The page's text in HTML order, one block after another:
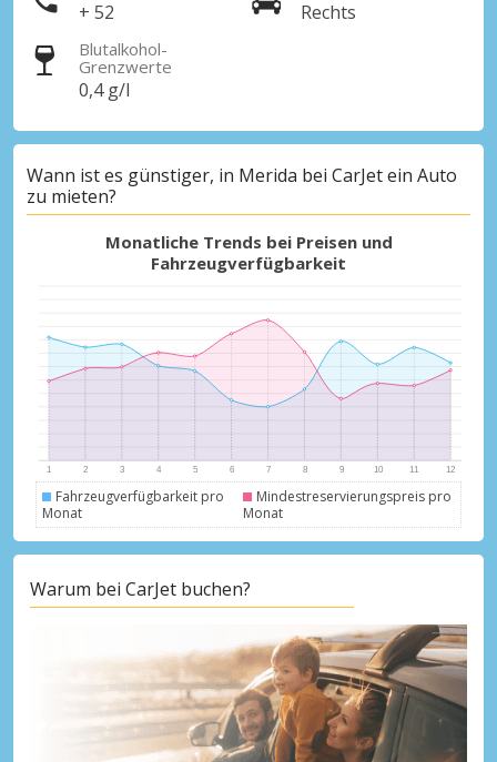
Top-Ersparnisses
Erhalten Sie Zugang zu exklusiven
Partnerangeboten
Mit eLink anmelden
+ 52 Rechts
Blutalkohol-
Grenzwerte
0,4 g/l
Wann ist es günstiger, in Merida bei CarJet ein Auto
zu mieten?
Monatliche Trends bei Preisen und
Fahrzeugverfügbarkeit
Fahrzeugverfügbarkeit pro
Monat
Mindestreservierungspreis pro
Monat
Warum bei CarJet buchen?